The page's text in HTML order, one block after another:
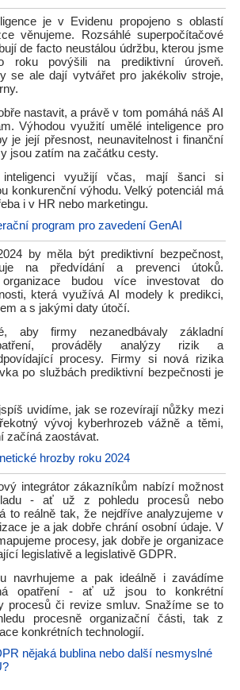
je v Evidenu propojeno s oblastí
věnujeme. Rozsáhlé superpočítačové
de facto neustálou údržbu, kterou jsme
roku povýšili na prediktivní úroveň.
se ale dají vytvářet pro jakékoliv stroje,
nastavit, a právě v tom pomáhá náš AI
Výhodou využití umělé inteligence pro
je její přesnost, neunavitelnost i finanční
jsou zatím na začátku cesty.
využijí včas, mají šanci si
konkurenční výhodu. Velký potenciál má
i v HR nebo marketingu.
program pro zavedení GenAI
by měla být prediktivní bezpečnost,
na předvídání a prevenci útoků.
budou více investovat do
která využívá AI modely k predikci,
a s jakými daty útočí.
aby firmy nezanedbávaly základní
prováděly analýzy rizik a
procesy. Firmy si nová rizika
po službách prediktivní bezpečnosti je
uvidíme, jak se rozevírají nůžky mezi
vývoj kyberhrozeb vážně a těmi,
začíná zaostávat.
hrozby roku 2024
integrátor zákazníkům nabízí možnost
- ať už z pohledu procesů nebo
to reálně tak, že nejdříve analyzujeme v
je a jak dobře chrání osobní údaje. V
procesy, jak dobře je organizace
legislativě a legislativě GDPR.
navrhujeme a pak ideálně i zavádíme
opatření - ať už jsou to konkrétní
procesů či revize smluv. Snažíme se to
procesně organizační části, tak z
konkrétních technologií.
nějaká bublina nebo další nesmyslné